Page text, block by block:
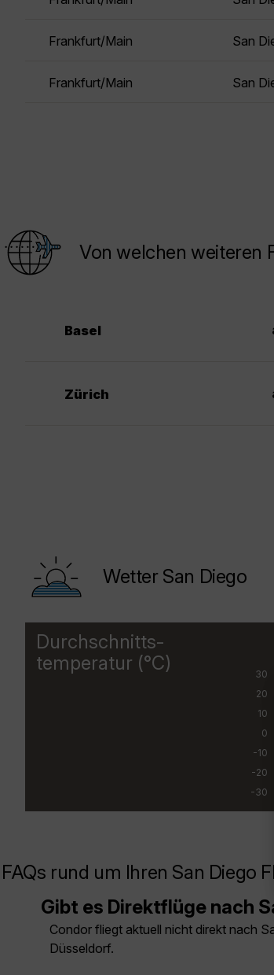
Frankfurt/Main San
Frankfurt/Main San
Von welchen weiteren
Basel
Zürich
Wetter San Diego
Durchschnitts-
temperatur (°C)
30
20
10
0
-10
-20
-30
FAQs rund um Ihren San Diego
Gibt es Direktflüge nach
Condor fliegt aktuell nicht direkt nach
Düsseldorf.